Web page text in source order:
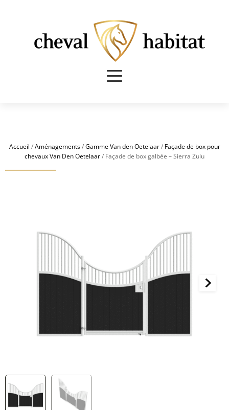
Accueil /Aménagements/Gamme Van den Oetelaar/ Façade de box pour
chevaux Van Den Oetelaar/ Façade de box galbée – Sierra Zulu